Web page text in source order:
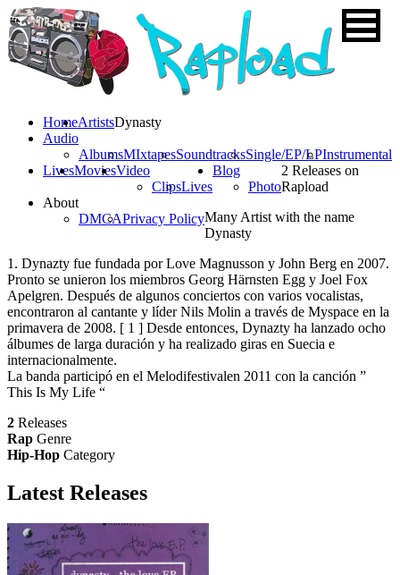
HomeArtists
Audio
AlbumsMIxtapesSoundtracksSingle/EP/LPInstrumental
LivesMoviesVideo
ClipsLives
Blog
Photo
About
DMCAPrivacy Policy
Dynasty
2 Releases on
Rapload
Many Artist with the name
Dynasty
1. Dynazty fue fundada por Love Magnusson y John Berg en 2007.
Pronto se unieron los miembros Georg Härnsten Egg y Joel Fox
Apelgren. Después de algunos conciertos con varios vocalistas,
encontraron al cantante y líder Nils Molin a través de Myspace en la
primavera de 2008. [ 1 ] Desde entonces, Dynazty ha lanzado ocho
álbumes de larga duración y ha realizado giras en Suecia e
internacionalmente.
La banda participó en el Melodifestivalen 2011 con la canción ”
This Is My Life “
2 Releases
Rap Genre
Hip-Hop Category
Latest Releases